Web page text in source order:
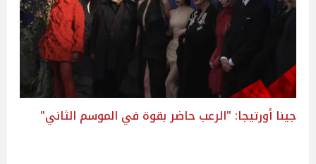
جينا أورتيجا: "الرعب حاضر بقوة في الموسم الثاني"